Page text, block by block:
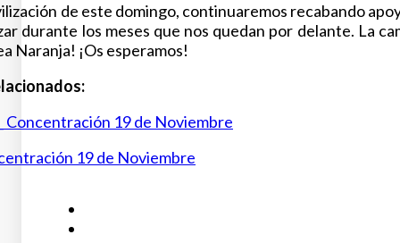
de este domingo, continuaremos recabando
durante los meses que nos quedan por delante. La
Naranja! ¡Os esperamos!
Concentración 19 de Noviembre
19 de Noviembre